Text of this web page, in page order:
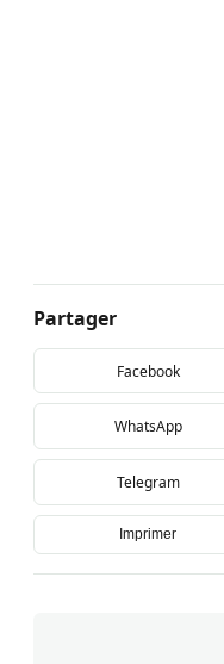
Partager
Facebook
WhatsApp
Telegram
Imprimer